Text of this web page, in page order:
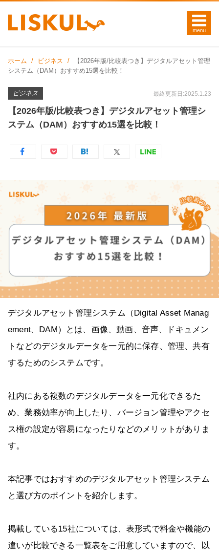
ホーム ビジネス
【2026年版/比較表つき】デジタルアセット管理
システム（DAM）おすすめ15選を比較！
ビジネス 最終更新日:2025.1.23
【2026年版/比較表つき】デジタルアセット管理シ
ステム（DAM）おすすめ15選を比較！
デジタルアセット管理システム（Digital Asset Manag
ement、DAM）とは、画像、動画、音声、ドキュメン
トなどのデジタルデータを一元的に保存、管理、共有
するためのシステムです。
社内にある複数のデジタルデータを一元化できるた
め、業務効率が向上したり、バージョン管理やアクセ
ス権の設定が容易になったりなどのメリットがありま
す。
本記事ではおすすめのデジタルアセット管理システム
と選び方のポイントを紹介します。
掲載している15社については、表形式で料金や機能の
違いが比較できる一覧表をご用意していますので、以